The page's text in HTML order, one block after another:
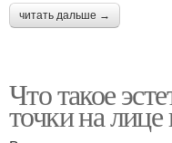
читать дальше →
Что такое
точки на